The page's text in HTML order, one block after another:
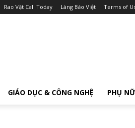
Rao Vặt Cali Today Làng Báo Việt Terms of
GIÁO DỤC & CÔNG NGHỆ PHỤ NỮ